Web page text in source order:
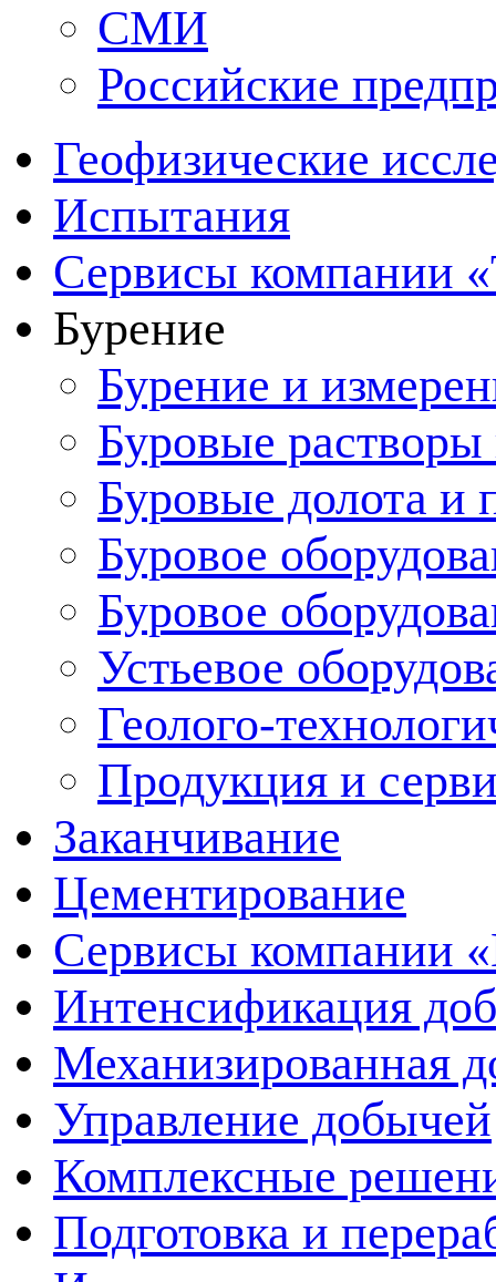
СМИ
Российские
Геофизические
Испытания
Сервисы компании
Бурение
Бурение и
Буровые
Буровые долота и
Буровое
Буровое
Устьевое
Геолого-
Продукция и
Заканчивание
Цементирование
Сервисы компании
Интенсификация
Механизированная
Управление добычей
Комплексные
Подготовка и